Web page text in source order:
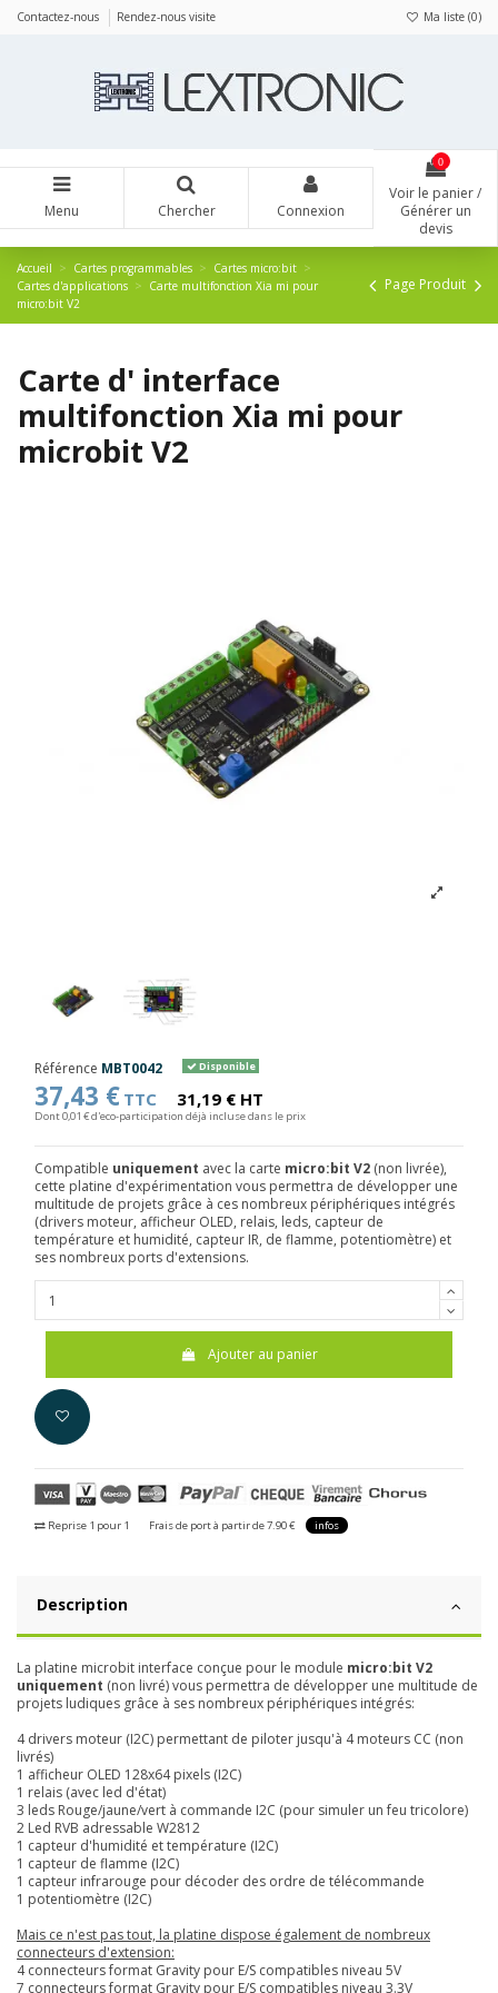
Contactez-nous Rendez-nous visite Ma liste (0)
Menu Chercher Connexion
0
Voir le panier /
Générer un
devis
Accueil Cartes programmables
Cartes micro:bit
Cartes d'applications
Carte multifonction Xia mi pour
micro:bit V2
Page Produit
Carte d' interface
multifonction Xia mi pour
microbit V2
Référence MBT0042 Disponible
37,43 € TTC 31,19 € HT
Dont 0,01 € d'eco-participation déjà incluse dans le prix
Compatible uniquement avec la carte micro:bit V2 (non livrée),
cette platine d'expérimentation vous permettra de développer une
multitude de projets grâce à ces nombreux périphériques intégrés
(drivers moteur, afficheur OLED, relais, leds, capteur de
température et humidité, capteur IR, de flamme, potentiomètre) et
ses nombreux ports d'extensions.
Ajouter au panier
Reprise 1 pour 1 Frais de port à partir de 7.90 € infos
Description
La platine microbit interface conçue pour le module micro:bit V2
uniquement (non livré) vous permettra de développer une multitude de
projets ludiques grâce à ses nombreux périphériques intégrés:
4 drivers moteur (I2C) permettant de piloter jusqu'à 4 moteurs CC (non
livrés)
1 afficheur OLED 128x64 pixels (I2C)
1 relais (avec led d'état)
3 leds Rouge/jaune/vert à commande I2C (pour simuler un feu tricolore)
2 Led RVB adressable W2812
1 capteur d'humidité et température (I2C)
1 capteur de flamme (I2C)
1 capteur infrarouge pour décoder des ordre de télécommande
1 potentiomètre (I2C)
Mais ce n'est pas tout, la platine dispose également de nombreux
connecteurs d'extension:
4 connecteurs format Gravity pour E/S compatibles niveau 5V
7 connecteurs format Gravity pour E/S compatibles niveau 3.3V
Panneau de gestion des cookies